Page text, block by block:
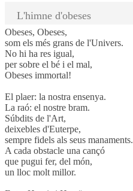
L'himne d'obeses
Obeses, Obeses,
som els més grans de l'Univers.
No hi ha res igual,
per sobre el bé i el mal,
Obeses immortal!
El plaer: la nostra ensenya.
La raó: el nostre bram.
Súbdits de l'Art,
deixebles d'Euterpe,
sempre fidels als seus manaments.
A cada obstacle una cançó
que pugui fer, del món,
un lloc molt millor.